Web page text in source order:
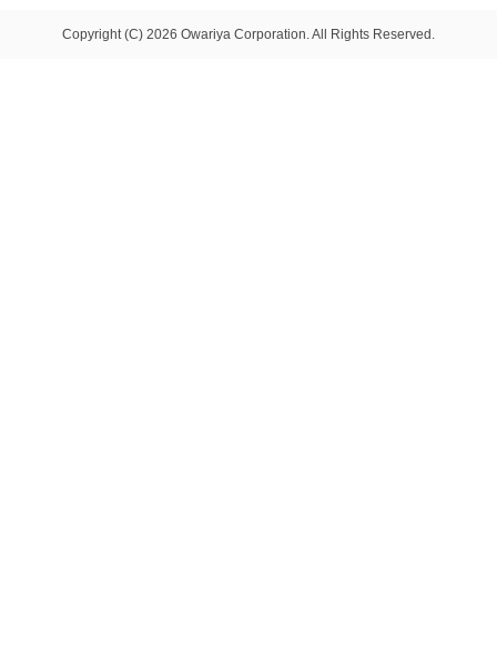
Copyright (C) 2026 Owariya Corporation. All Rights Reserved.